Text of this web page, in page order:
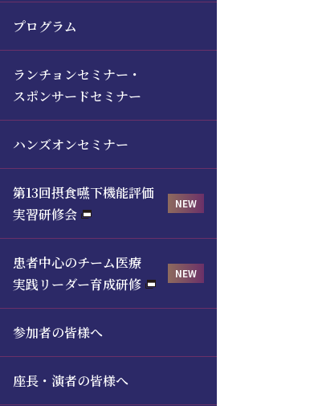
プログラム
ランチョンセミナー・
スポンサードセミナー
ハンズオンセミナー
第13回摂食嚥下機能評価
実習研修会
患者中心のチーム医療
実践リーダー育成研修
参加者の皆様へ
座長・演者の皆様へ